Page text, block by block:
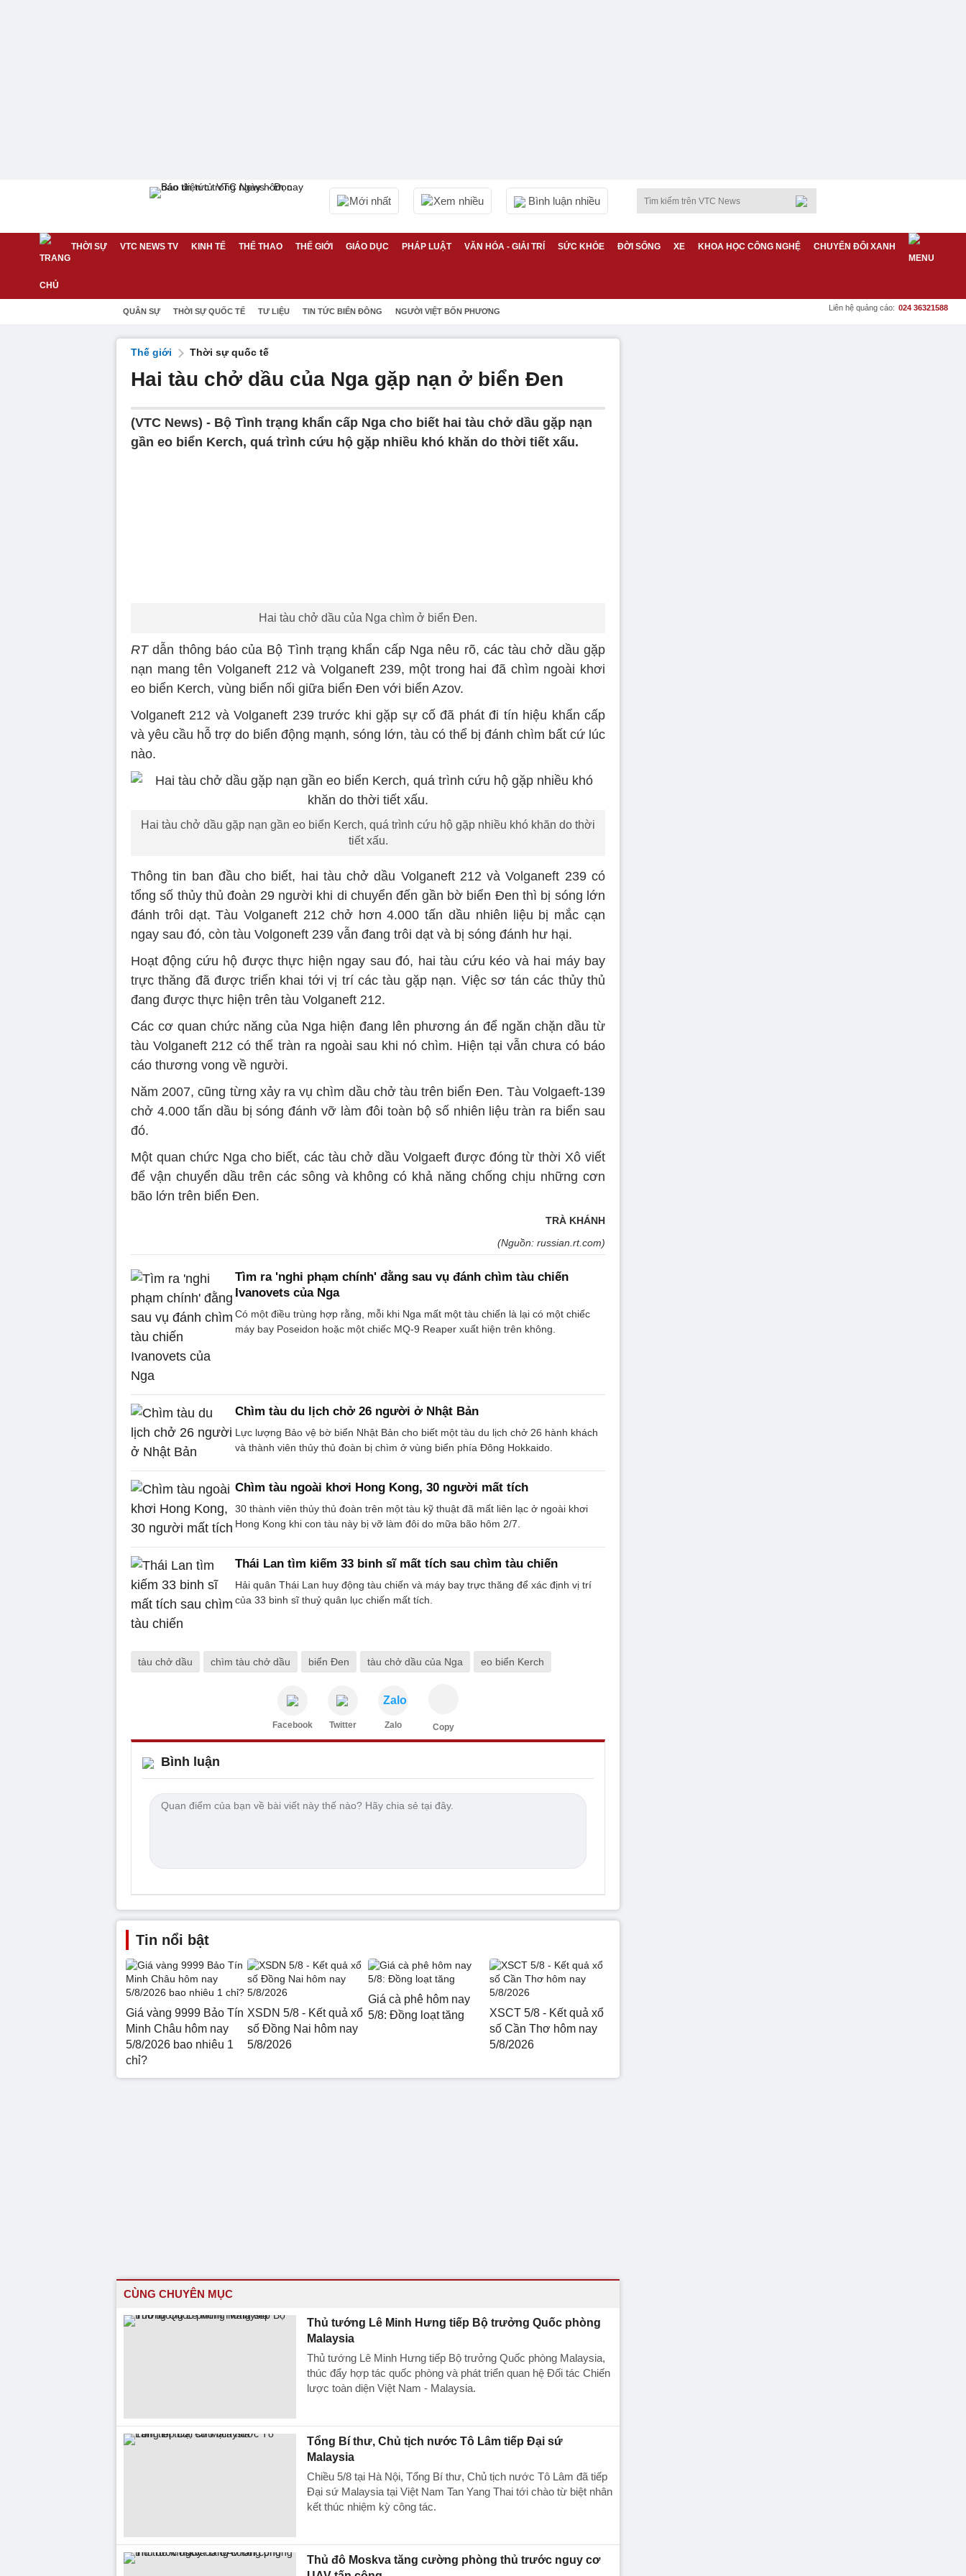
Mới nhất Xem nhiều Bình luận nhiều
THỜI SỰ VTC NEWS TV KINH TẾ THỂ THAO THẾ GIỚI GIÁO DỤC PHÁP LUẬT VĂN HÓA - GIẢI TRÍ SỨC KHỎE ĐỜI SỐNG XE KHOA HỌC CÔNG NGHỆ CHUYỂN ĐỔI XANH
QUÂN SỰ THỜI SỰ QUỐC TẾ TƯ LIỆU TIN TỨC BIỂN ĐÔNG NGƯỜI VIỆT BỐN PHƯƠNG Liên hệ quảng cáo: 024 36321588
Thế giới Thời sự quốc tế
Hai tàu chở dầu của Nga gặp nạn ở biển Đen
(VTC News) - Bộ Tình trạng khẩn cấp Nga cho biết hai tàu chở dầu gặp nạn
gần eo biển Kerch, quá trình cứu hộ gặp nhiều khó khăn do thời tiết xấu.
Hai tàu chở dầu của Nga chìm ở biển Đen.
RTdẫn thông báo của Bộ Tình trạng khẩn cấp Nga nêu rõ, các tàu chở dầu gặp
nạn mang tên Volganeft 212 và Volganeft 239, một trong hai đã chìm ngoài khơi
eo biển Kerch, vùng biển nối giữa biển Đen với biển Azov.
Volganeft 212 và Volganeft 239 trước khi gặp sự cố đã phát đi tín hiệu khẩn cấp
và yêu cầu hỗ trợ do biển động mạnh, sóng lớn, tàu có thể bị đánh chìm bất cứ lúc
nào.
Hai tàu chở dầu gặp nạn gần eo biển Kerch, quá trình cứu hộ gặp nhiều khó khăn do thời
tiết xấu.
Thông tin ban đầu cho biết, hai tàu chở dầu Volganeft 212 và Volganeft 239 có
tổng số thủy thủ đoàn 29 người khi di chuyển đến gần bờ biển Đen thì bị sóng lớn
đánh trôi dạt. Tàu Volganeft 212 chở hơn 4.000 tấn dầu nhiên liệu bị mắc cạn
ngay sau đó, còn tàu Volgoneft 239 vẫn đang trôi dạt và bị sóng đánh hư hại.
Hoạt động cứu hộ được thực hiện ngay sau đó, hai tàu cứu kéo và hai máy bay
trực thăng đã được triển khai tới vị trí các tàu gặp nạn. Việc sơ tán các thủy thủ
đang được thực hiện trên tàu Volganeft 212.
Các cơ quan chức năng của Nga hiện đang lên phương án để ngăn chặn dầu từ
tàu Volganeft 212 có thể tràn ra ngoài sau khi nó chìm. Hiện tại vẫn chưa có báo
cáo thương vong về người.
Năm 2007, cũng từng xảy ra vụ chìm dầu chở tàu trên biển Đen. Tàu Volgaeft-139
chở 4.000 tấn dầu bị sóng đánh vỡ làm đôi toàn bộ số nhiên liệu tràn ra biển sau
đó.
Một quan chức Nga cho biết, các tàu chở dầu Volgaeft được đóng từ thời Xô viết
để vận chuyển dầu trên các sông và không có khả năng chống chịu những cơn
bão lớn trên biển Đen.
TRÀ KHÁNH
(Nguồn: russian.rt.com)
Tìm ra 'nghi phạm chính' đằng sau vụ đánh chìm tàu chiến
Ivanovets của Nga
Có một điều trùng hợp rằng, mỗi khi Nga mất một tàu chiến là lại có một chiếc
máy bay Poseidon hoặc một chiếc MQ-9 Reaper xuất hiện trên không.
Chìm tàu du lịch chở 26 người ở Nhật Bản
Lực lượng Bảo vệ bờ biển Nhật Bản cho biết một tàu du lịch chở 26 hành khách
và thành viên thủy thủ đoàn bị chìm ở vùng biển phía Đông Hokkaido.
Chìm tàu ngoài khơi Hong Kong, 30 người mất tích
30 thành viên thủy thủ đoàn trên một tàu kỹ thuật đã mất liên lạc ở ngoài khơi
Hong Kong khi con tàu này bị vỡ làm đôi do mữa bão hôm 2/7.
Thái Lan tìm kiếm 33 binh sĩ mất tích sau chìm tàu chiến
Hải quân Thái Lan huy động tàu chiến và máy bay trực thăng để xác định vị trí
của 33 binh sĩ thuỷ quân lục chiến mất tích.
tàu chở dầu chìm tàu chở dầu biển Đen tàu chở dầu của Nga eo biển Kerch
Facebook Twitter
Zalo
Zalo Copy
Bình luận
Tin nổi bật
Giá vàng 9999 Bảo Tín
Minh Châu hôm nay
5/8/2026 bao nhiêu 1
chỉ?
XSDN 5/8 - Kết quả xổ
số Đồng Nai hôm nay
5/8/2026
Giá cà phê hôm nay
5/8: Đồng loạt tăng
XSCT 5/8 - Kết quả xổ
số Cần Thơ hôm nay
5/8/2026
CÙNG CHUYÊN MỤC
Thủ tướng Lê Minh Hưng tiếp Bộ trưởng Quốc phòng
Malaysia
Thủ tướng Lê Minh Hưng tiếp Bộ trưởng Quốc phòng Malaysia,
thúc đẩy hợp tác quốc phòng và phát triển quan hệ Đối tác Chiến
lược toàn diện Việt Nam - Malaysia.
Tổng Bí thư, Chủ tịch nước Tô Lâm tiếp Đại sứ
Malaysia
Chiều 5/8 tại Hà Nội, Tổng Bí thư, Chủ tịch nước Tô Lâm đã tiếp
Đại sứ Malaysia tại Việt Nam Tan Yang Thai tới chào từ biệt nhân
kết thúc nhiệm kỳ công tác.
Thủ đô Moskva tăng cường phòng thủ trước nguy cơ